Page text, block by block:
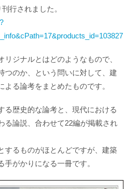
行されました。
リジナルとはどのようなもので、
つのか、という問いに対して、建
る論考をまとめたものです。
る歴史的な論考と、現代における
る論説、合わせて22編が掲載され
するものがほとんどですが、建築
がかりになる一冊です。